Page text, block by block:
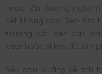
hoặc tổn thương
hết không cao. Sẹo lõm
thường cần đến các
laser hoặc vi kim để làm
Nếu bạn lo lắng về tình